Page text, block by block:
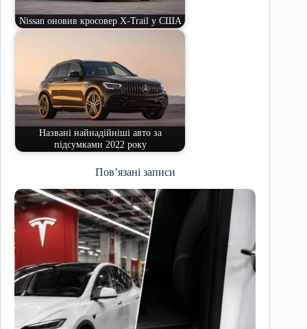
Nissan оновив кросовер X-Trail у США
Названі найнадійніші авто за
підсумками 2022 року
Пов’язані записи